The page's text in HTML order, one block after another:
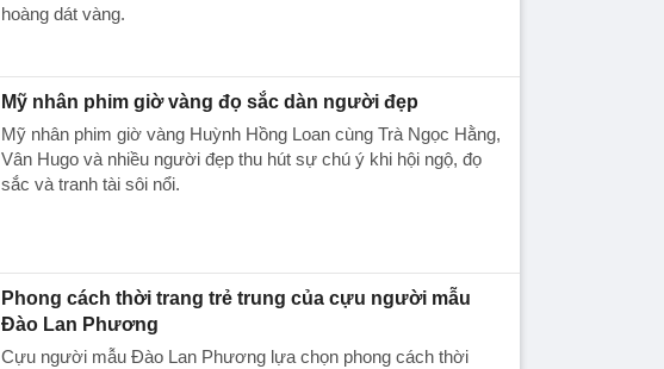
hoàng dát vàng.
Mỹ nhân phim giờ vàng đọ sắc dàn người đẹp
Mỹ nhân phim giờ vàng Huỳnh Hồng Loan cùng Trà Ngọc Hằng,
Vân Hugo và nhiều người đẹp thu hút sự chú ý khi hội ngộ, đọ
sắc và tranh tài sôi nổi.
Phong cách thời trang trẻ trung của cựu người mẫu
Đào Lan Phương
Cựu người mẫu Đào Lan Phương lựa chọn phong cách thời